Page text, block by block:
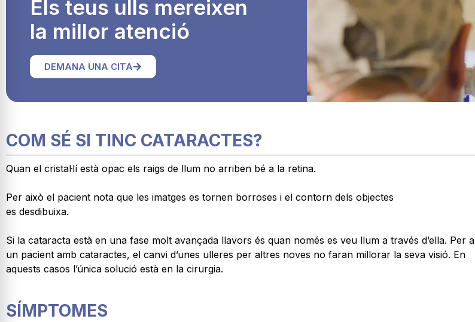
Els teus ulls mereixen
la millor atenció
DEMANA UNA CITA
COM SÉ SI TINC CATARACTES?
Quan el cristal·lí està opac els raigs de llum no arriben bé a la retina.
Per això el pacient nota que les imatges es tornen borroses i el contorn dels objectes
es desdibuixa.
Si la cataracta està en una fase molt avançada llavors és quan només es veu llum a través d’ella. Per a
un pacient amb cataractes, el canvi d’unes ulleres per altres noves no faran millorar la seva visió. En
aquests casos l’única solució està en la cirurgia.
SÍMPTOMES